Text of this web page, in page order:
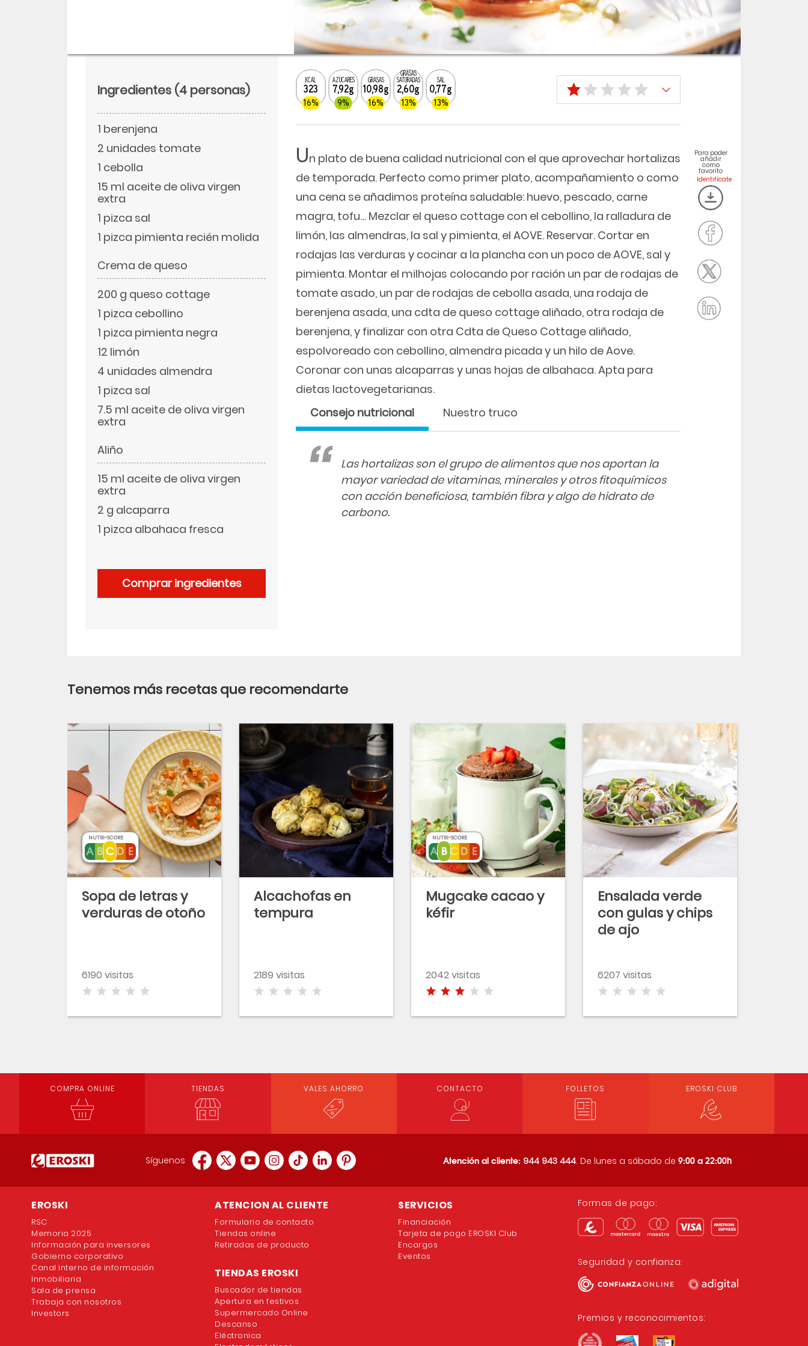
KCAL
323
16%
AZÚCARES
7,92g
9%
GRASAS
10,98g
16%
GRASAS
SATURADAS
2,60g
13%
SAL
0,77g
13%
Un plato de buena calidad nutricional con el que aprovechar hortalizas
de temporada. Perfecto como primer plato, acompañamiento o como
una cena se añadimos proteína saludable: huevo, pescado, carne
magra, tofu… Mezclar el queso cottage con el cebollino, la ralladura de
limón, las almendras, la sal y pimienta, el AOVE. Reservar. Cortar en
rodajas las verduras y cocinar a la plancha con un poco de AOVE, sal y
pimienta. Montar el milhojas colocando por ración un par de rodajas de
tomate asado, un par de rodajas de cebolla asada, una rodaja de
berenjena asada, una cdta de queso cottage aliñado, otra rodaja de
berenjena, y finalizar con otra Cdta de Queso Cottage aliñado,
espolvoreado con cebollino, almendra picada y un hilo de Aove.
Coronar con unas alcaparras y unas hojas de albahaca. Apta para
dietas lactovegetarianas.
Consejo nutricional
Nuestro truco
Las hortalizas son el grupo de alimentos que nos aportan la
mayor variedad de vitaminas, minerales y otros fitoquímicos
con acción beneficiosa, también fibra y algo de hidrato de
carbono.
Para poder
añadir
como
favorito
Ingredientes (4 personas)
1 berenjena
2 unidades tomate
1 cebolla
15 ml aceite de oliva virgen
extra
1 pizca sal
1 pizca pimienta recién molida
Crema de queso
200 g queso cottage
1 pizca cebollino
1 pizca pimienta negra
12 limón
4 unidades almendra
1 pizca sal
7.5 ml aceite de oliva virgen
extra
Aliño
15 ml aceite de oliva virgen
extra
2 g alcaparra
1 pizca albahaca fresca
Comprar ingredientes
Tenemos más recetas que recomendarte
Sopa de letras y
verduras de otoño
6190 visitas
NUTRI-SCORE
Alcachofas en
tempura
2189 visitas
Mugcake cacao y
kéfir
2042 visitas
NUTRI-SCORE
Ensalada verde
con gulas y chips
de ajo
6207 visitas
COMPRA ONLINE TIENDAS VALES AHORRO CONTACTO FOLLETOS EROSKI CLUB
Síguenos Atención al cliente: 944 943 444. De lunes a sábado de 9:00 a 22:00h
EROSKI
RSC
Memoria 2025
Información para inversores
Gobierno corporativo
Canal interno de información
Inmobiliaria
Sala de prensa
Trabaja con nosotros
Investors
ATENCION AL CLIENTE
Formulario de contacto
Tiendas online
Retiradas de producto
TIENDAS EROSKI
Buscador de tiendas
Apertura en festivos
Supermercado Online
Descanso
Eléctronica
SERVICIOS
Financiación
Tarjeta de pago EROSKI Club
Encargos
Eventos
Formas de pago:
Seguridad y confianza:
Premios y reconocimientos: